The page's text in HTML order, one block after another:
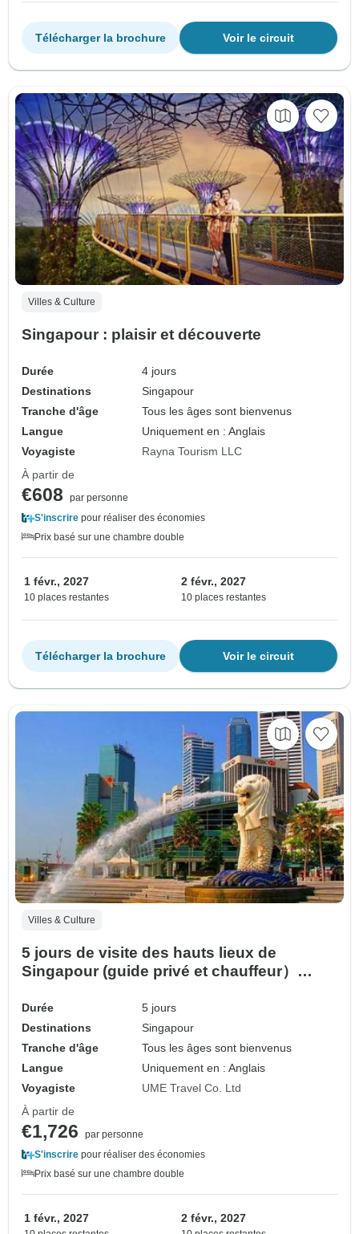
Voir le circuit
Télécharger la brochure
Villes & Culture
Singapour : plaisir et découverte
Durée
4 jours
Destinations
Singapour
Tranche d'âge
Tous les âges sont bienvenus
Langue
Uniquement en : Anglais
Voyagiste
Rayna Tourism LLC
À partir de
€608
par personne
S'inscrire pour réaliser des économies
Prix basé sur une chambre double
1 févr., 2027
10 places restantes
2 févr., 2027
10 places restantes
Voir le circuit
Télécharger la brochure
Villes & Culture
5 jours de visite des hauts lieux de
Singapour (guide privé et chauffeur）
Durée
5 jours
Destinations
Singapour
Tranche d'âge
Tous les âges sont bienvenus
Langue
Uniquement en : Anglais
Voyagiste
UME Travel Co. Ltd
À partir de
€1,726
par personne
S'inscrire pour réaliser des économies
Prix basé sur une chambre double
1 févr., 2027 2 févr., 2027